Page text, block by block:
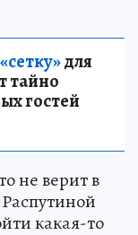
для
тайно
гостей
не верит в
какая-то